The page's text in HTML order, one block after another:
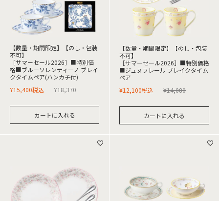
【数量・期間限定】【のし・包装
不可】
［サマーセール2026］■特別価
格■ブルーソレンティーノ ブレイ
クタイムペア(ハンカチ付)
¥18,370
¥15,400税込
カートに入れる
【数量・期間限定】【のし・包装
不可】
［サマーセール2026］■特別価格
■ジュヌフレール ブレイクタイム
ペア
¥14,080
¥12,100税込
カートに入れる